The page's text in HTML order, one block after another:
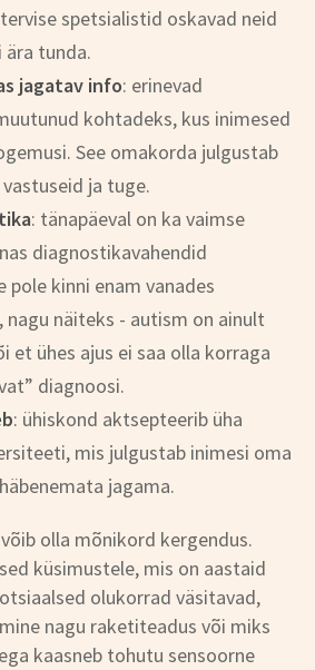
spetsialistid oskavad neid
ära tunda.
jagatav info: erinevad
kohtadeks, kus inimesed
See omakorda julgustab
ja tuge.
: tänapäeval on ka vaimse
diagnostikavahendid
pole kinni enam vanades
näiteks - autism on ainult
et ühes ajus ei saa olla korraga
diagnoosi.
: ühiskond aktsepteerib üha
mis julgustab inimesi oma
jagama.
olla mõnikord kergendus.
küsimustele, mis on aastaid
olukorrad väsitavad,
nagu raketiteadus või miks
kaasneb tohutu sensoorne